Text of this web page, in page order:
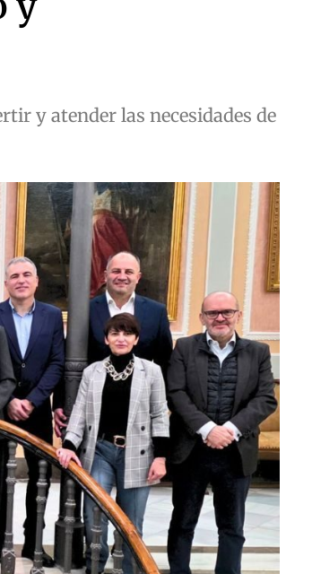
y atender las necesidades de